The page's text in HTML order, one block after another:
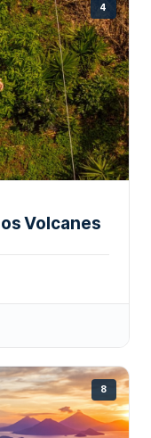
4
Volcanes
8